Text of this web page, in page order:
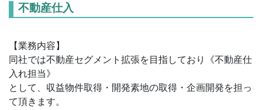
不動産仕入
【業務内容】
同社では不動産セグメント拡張を目指しており《不動産仕
入れ担当》
として、収益物件取得・開発素地の取得・企画開発を担っ
て頂きます。